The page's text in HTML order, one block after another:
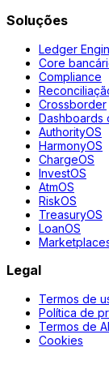
Soluções
Ledger
Core
Compliance
Crossborder
Dashboards
AuthorityOS
HarmonyOS
ChargeOS
InvestOS
AtmOS
RiskOS
TreasuryOS
LoanOS
Legal
Termos de
Política de
Termos de
Cookies